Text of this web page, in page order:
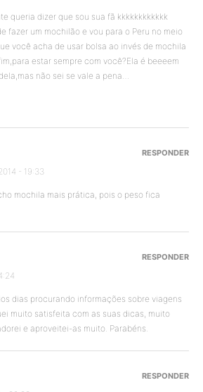
queria dizer que sou sua fã kkkkkkkkkkkk
fazer um mochilão e vou para o Peru no meio
você acha de usar bolsa ao invés de mochila
estar sempre com você?Ela é beeeem
não sei se vale a pena…
- 19:33
mochila mais prática, pois o peso fica
RESPONDER
dias procurando informações sobre viagens
muito satisfeita com as suas dicas, muito
e aproveitei-as muito. Parabéns.
RESPONDER
RESPONDER